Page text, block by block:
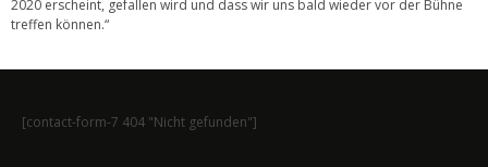
2020 erscheint, gefallen wird und dass wir uns bald wieder vor der Bühne
treffen können.“
[contact-form-7 404 "Nicht gefunden"]